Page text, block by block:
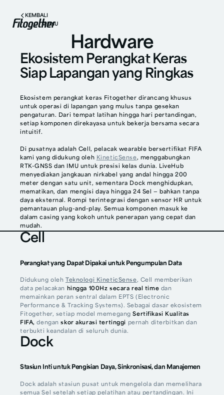
MENU
KEMBALI
Hardware
Ekosistem Perangkat Keras
Siap Lapangan yang Ringkas
Ekosistem perangkat keras Fitogether dirancang khusus
untuk operasi di lapangan yang mulus tanpa gesekan
pengaturan. Dari tempat latihan hingga hari pertandingan,
setiap komponen direkayasa untuk bekerja bersama secara
intuitif.
Di pusatnya adalah Cell, pelacak wearable bersertifikat FIFA
kami yang didukung oleh KineticSense, menggabungkan
RTK-GNSS dan IMU untuk presisi kelas dunia. LiveHub
menyediakan jangkauan nirkabel yang andal hingga 200
meter dengan satu unit, sementara Dock menghidupkan,
mematikan, dan mengisi daya hingga 24 Sel — bahkan tanpa
daya eksternal. Rompi terintegrasi dengan sensor HR untuk
pemantauan plug-and-play. Semua komponen masuk ke
dalam casing yang kokoh untuk penerapan yang cepat dan
mudah.
Cell
Perangkat yang Dapat Dipakai untuk Pengumpulan Data
Didukung oleh Teknologi KineticSense, Cell memberikan
data pelacakan hingga 100Hz secara real time dan
memainkan peran sentral dalam EPTS (Electronic
Performance & Tracking Systems). Sebagai dasar ekosistem
Fitogether, setiap model memegangSertifikasi Kualitas
FIFA, denganskor akurasi tertinggi pernah diterbitkan dan
terbukti keandalan di seluruh dunia.
Dock
Stasiun Inti untuk Pengisian Daya, Sinkronisasi, dan Manajemen
Dock adalah stasiun pusat untuk mengelola dan memelihara
semua Sel setelah setiap pelatihan atau pertandingan. Ini